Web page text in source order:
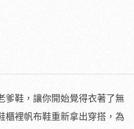
爹鞋，讓你開始覺得衣著了無
櫃裡帆布鞋重新拿出穿搭，為